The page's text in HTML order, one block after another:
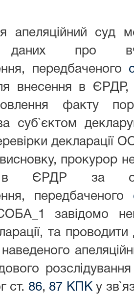
апеляційний суд
про
передбаченого
внесення в
факту
суб`єктом
декларації
висновку, прокурор
в ЄРДР за
передбаченого
завідомо
та
ст. 86, 87 КПКу